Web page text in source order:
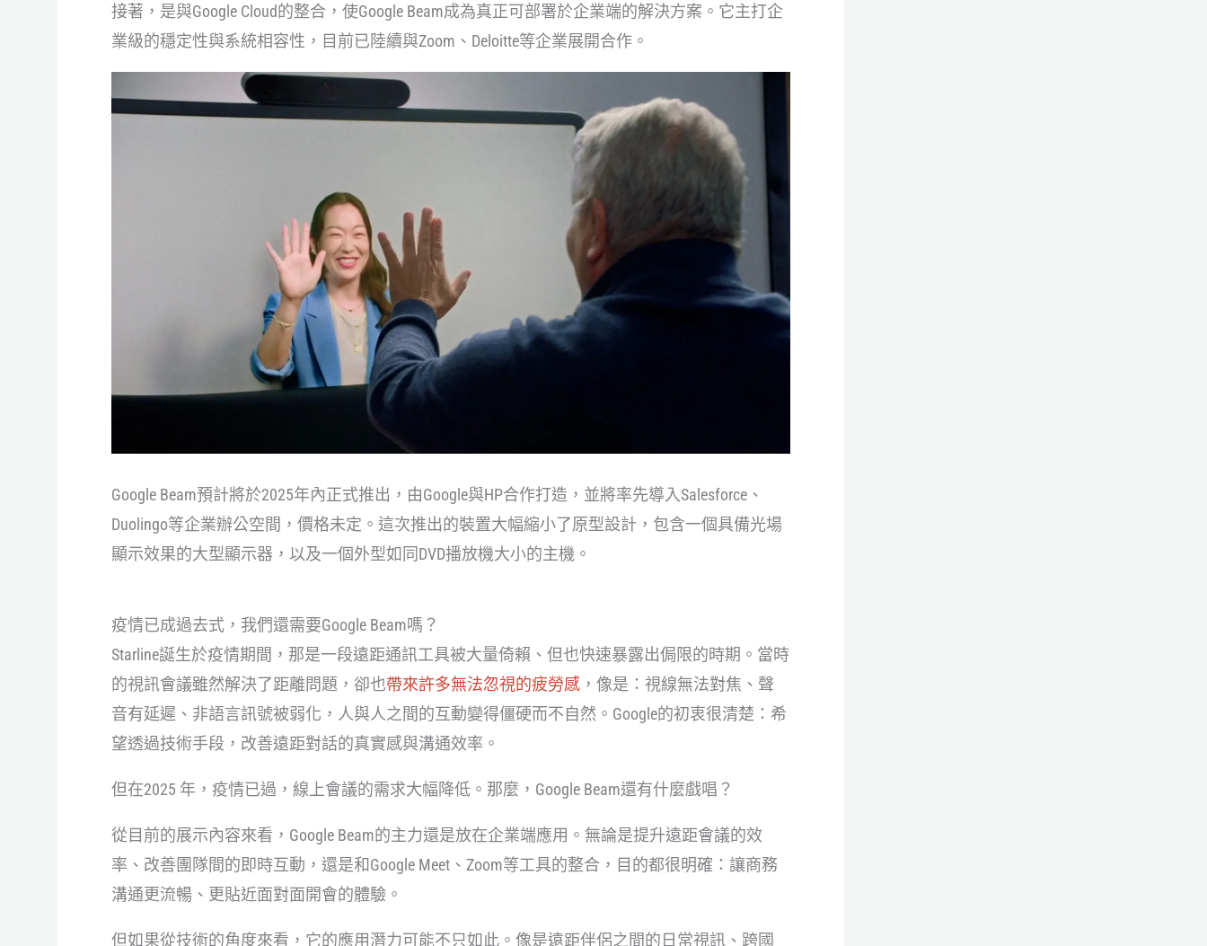
接著，是與Google Cloud的整合，使Google Beam成為真正可部署於企業端的解決方案。它主打企
業級的穩定性與系統相容性，目前已陸續與Zoom、Deloitte等企業展開合作。
Google Beam預計將於2025年內正式推出，由Google與HP合作打造，並將率先導入Salesforce、
Duolingo等企業辦公空間，價格未定。這次推出的裝置大幅縮小了原型設計，包含一個具備光場
顯示效果的大型顯示器，以及一個外型如同DVD播放機大小的主機。
疫情已成過去式，我們還需要Google Beam嗎？
Starline誕生於疫情期間，那是一段遠距通訊工具被大量倚賴、但也快速暴露出侷限的時期。當時
的視訊會議雖然解決了距離問題，卻也帶來許多無法忽視的疲勞感 ，像是：視線無法對焦、聲
音有延遲、非語言訊號被弱化，人與人之間的互動變得僵硬而不自然。Google的初衷很清楚：希
望透過技術手段，改善遠距對話的真實感與溝通效率。
但在2025 年，疫情已過，線上會議的需求大幅降低。那麼，Google Beam還有什麼戲唱？
從目前的展示內容來看，Google Beam的主力還是放在企業端應用。無論是提升遠距會議的效
率、改善團隊間的即時互動，還是和Google Meet、Zoom等工具的整合，目的都很明確：讓商務
溝通更流暢、更貼近面對面開會的體驗。
但如果從技術的角度來看，它的應用潛力可能不只如此。像是遠距伴侶之間的日常視訊、跨國